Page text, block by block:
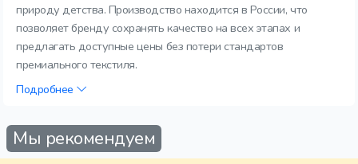
природу детства. Производство находится в России, что
позволяет бренду сохранять качество на всех этапах и
предлагать доступные цены без потери стандартов
премиального текстиля.
Подробнее
Мы рекомендуем